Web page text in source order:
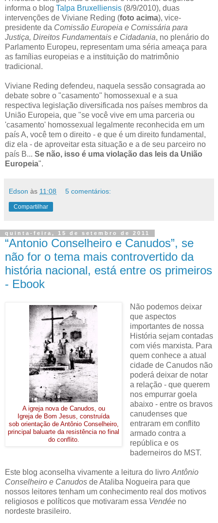
informa o blog Talpa Bruxelliensis (8/9/2010), duas
intervenções de Viviane Reding (foto acima), vice-
presidente da Comissão Europeia e Comissária para
Justiça, Direitos Fundamentais e Cidadania, no plenário do
Parlamento Europeu, representam uma séria ameaça para
as famílias europeias e a instituição do matrimônio
tradicional.
Viviane Reding defendeu, naquela sessão consagrada ao
debate sobre o "casamento" homossexual e a sua
respectiva legislação diversificada nos países membros da
União Europeia, que "se você vive em uma parceria ou
'casamento' homossexual legalmente reconhecida em um
país A, você tem o direito - e que é um direito fundamental,
diz ela - de aproveitar esta situação e a de seu parceiro no
país B... Se não, isso é uma violação das leis da União
Europeia".
Edson às 11:08 5 comentários:
Compartilhar
quinta-feira, 15 de setembro de 2011
“Antonio Conselheiro e Canudos”, se
não for o tema mais controvertido da
história nacional, está entre os primeiros
- Ebook
A igreja nova de Canudos, ou
Igreja de Bom Jesus, construída
sob orientação de Antônio Conselheiro,
principal baluarte da resistência no final
do conflito.
Não podemos deixar
que aspectos
importantes de nossa
História sejam contadas
com viés marxista. Para
quem conhece a atual
cidade de Canudos não
poderá deixar de notar
a relação - que querem
nos empurrar goela
abaixo - entre os bravos
canudenses que
entraram em conflito
armado contra a
república e os
baderneiros do MST.
Este blog aconselha vivamente a leitura do livro Antônio
Conselheiro e Canudos de Ataliba Nogueira para que
nossos leitores tenham um conhecimento real dos motivos
religiosos e políticos que motivaram essa Vendée no
nordeste brasileiro.